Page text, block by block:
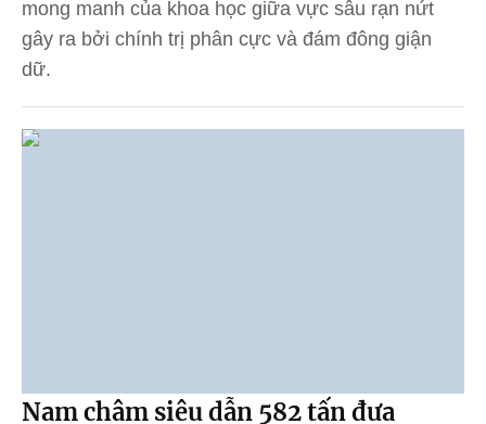
mong manh của khoa học giữa vực sâu rạn nứt
gây ra bởi chính trị phân cực và đám đông giận
dữ.
Nam châm siêu dẫn 582 tấn đưa